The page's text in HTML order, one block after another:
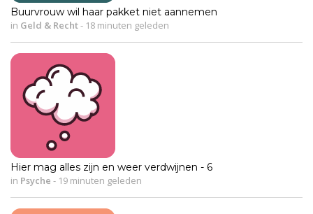
Buurvrouw wil haar pakket niet aannemen
in Geld & Recht- 18 minuten geleden
Hier mag alles zijn en weer verdwijnen - 6
in Psyche - 19 minuten geleden